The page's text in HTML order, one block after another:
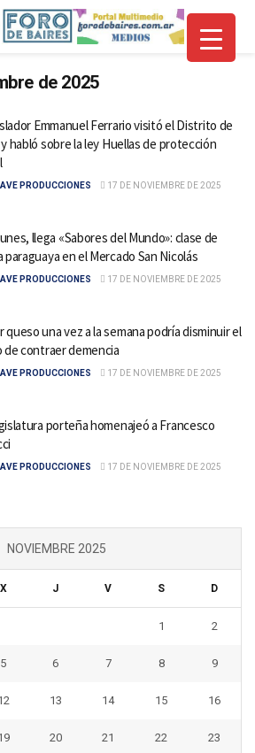
de 2025
Emmanuel Ferrario visitó el Distrito de
habló sobre la ley Huellas de protección
PRODUCCIONES
17 DE NOVIEMBRE DE 2025
llega «Sabores del Mundo»: clase de
paraguaya en el Mercado San Nicolás
PRODUCCIONES
17 DE NOVIEMBRE DE 2025
queso una vez a la semana podría disminuir el
de contraer demencia
PRODUCCIONES
17 DE NOVIEMBRE DE 2025
porteña homenajeó a Francesco
PRODUCCIONES
17 DE NOVIEMBRE DE 2025
NOVIEMBRE 2025
X J V S D
1 2
5 6 7 8 9
13 14 15 16
20 21 22 23